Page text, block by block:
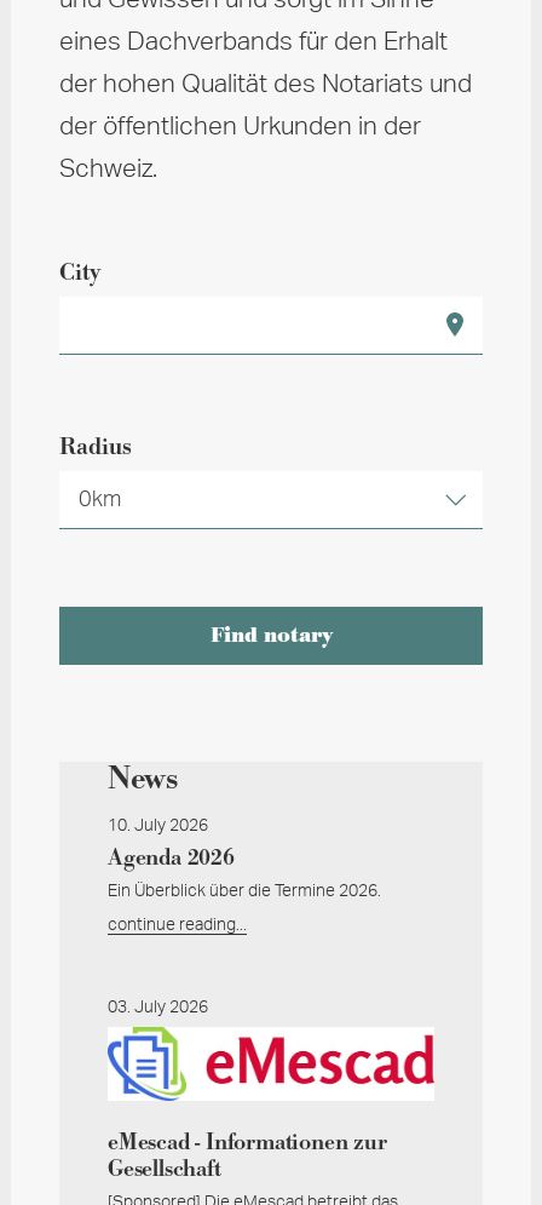
eines Dachverbands für den Erhalt
der hohen Qualität des Notariats und
der öffentlichen Urkunden in der
Schweiz.
City
Radius
0km
News
10. July 2026
Agenda 2026
Ein Überblick über die Termine 2026.
continue reading...
03. July 2026
eMescad - Informationen zur
Gesellschaft